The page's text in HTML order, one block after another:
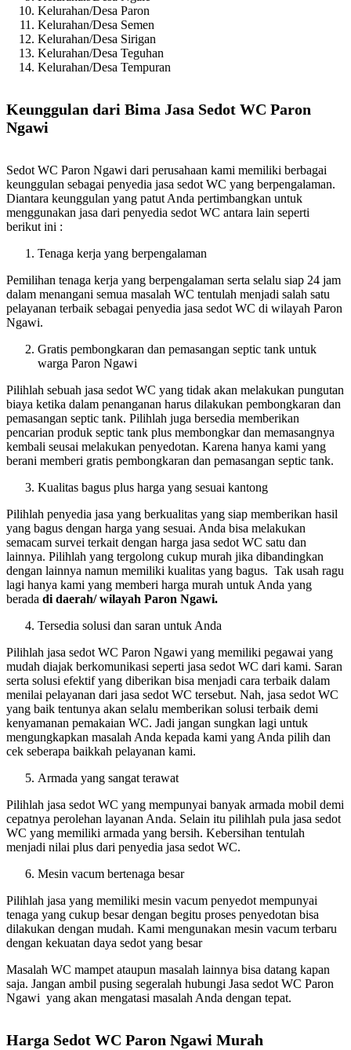
Kelurahan/Desa Paron
Kelurahan/Desa Semen
Kelurahan/Desa Sirigan
Kelurahan/Desa Teguhan
Kelurahan/Desa Tempuran
Keunggulan dari Bima Jasa Sedot WC Paron
Ngawi
Sedot WC Paron Ngawi dari perusahaan kami memiliki berbagai
keunggulan sebagai penyedia jasa sedot WC yang berpengalaman.
Diantara keunggulan yang patut Anda pertimbangkan untuk
menggunakan jasa dari penyedia sedot WC antara lain seperti
berikut ini :
Tenaga kerja yang berpengalaman
Pemilihan tenaga kerja yang berpengalaman serta selalu siap 24 jam
dalam menangani semua masalah WC tentulah menjadi salah satu
pelayanan terbaik sebagai penyedia jasa sedot WC di wilayah Paron
Ngawi.
Gratis pembongkaran dan pemasangan septic tank untuk
warga Paron Ngawi
Pilihlah sebuah jasa sedot WC yang tidak akan melakukan pungutan
biaya ketika dalam penanganan harus dilakukan pembongkaran dan
pemasangan septic tank. Pilihlah juga bersedia memberikan
pencarian produk septic tank plus membongkar dan memasangnya
kembali seusai melakukan penyedotan. Karena hanya kami yang
berani memberi gratis pembongkaran dan pemasangan septic tank.
Kualitas bagus plus harga yang sesuai kantong
Pilihlah penyedia jasa yang berkualitas yang siap memberikan hasil
yang bagus dengan harga yang sesuai. Anda bisa melakukan
semacam survei terkait dengan harga jasa sedot WC satu dan
lainnya. Pilihlah yang tergolong cukup murah jika dibandingkan
dengan lainnya namun memiliki kualitas yang bagus. Tak usah ragu
lagi hanya kami yang memberi harga murah untuk Anda yang
berada di daerah/ wilayah Paron Ngawi.
Tersedia solusi dan saran untuk Anda
Pilihlah jasa sedot WC Paron Ngawi yang memiliki pegawai yang
mudah diajak berkomunikasi seperti jasa sedot WC dari kami. Saran
serta solusi efektif yang diberikan bisa menjadi cara terbaik dalam
menilai pelayanan dari jasa sedot WC tersebut. Nah, jasa sedot WC
yang baik tentunya akan selalu memberikan solusi terbaik demi
kenyamanan pemakaian WC. Jadi jangan sungkan lagi untuk
mengungkapkan masalah Anda kepada kami yang Anda pilih dan
cek seberapa baikkah pelayanan kami.
Armada yang sangat terawat
Pilihlah jasa sedot WC yang mempunyai banyak armada mobil demi
cepatnya perolehan layanan Anda. Selain itu pilihlah pula jasa sedot
WC yang memiliki armada yang bersih. Kebersihan tentulah
menjadi nilai plus dari penyedia jasa sedot WC.
Mesin vacum bertenaga besar
Pilihlah jasa yang memiliki mesin vacum penyedot mempunyai
tenaga yang cukup besar dengan begitu proses penyedotan bisa
dilakukan dengan mudah. Kami mengunakan mesin vacum terbaru
dengan kekuatan daya sedot yang besar
Masalah WC mampet ataupun masalah lainnya bisa datang kapan
saja. Jangan ambil pusing segeralah hubungi Jasa sedot WC Paron
Ngawi yang akan mengatasi masalah Anda dengan tepat.
Harga Sedot WC Paron Ngawi Murah